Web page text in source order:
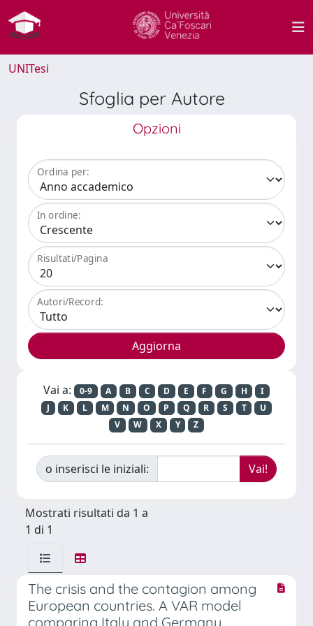
UNITesi
Sfoglia per Autore
Opzioni
Ordina per:
In ordine:
Risultati/Pagina
Autori/Record:
Vai a: 0-9 A B C D E F G H
I
J
K L M N O P Q R S T
U
V
W X Y Z
o inserisci le iniziali:
Mostrati risultati da 1 a
1 di 1
The crisis and the contagion among
European countries. A VAR model
comparing Italy and Germany.